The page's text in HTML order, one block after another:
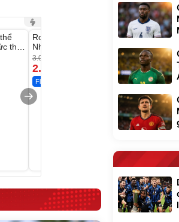
thì
Robot Hút Bụi Lau
Nhà - D2-001 -
Thông Minh
3.000.000
2.200.000
Flash Sale
Unmute
Vali Bamozo
Khung Nhôm
9066 Size
20/24/28 Cao Cấp
1.000.000đ
825.000đ
Flash Sale